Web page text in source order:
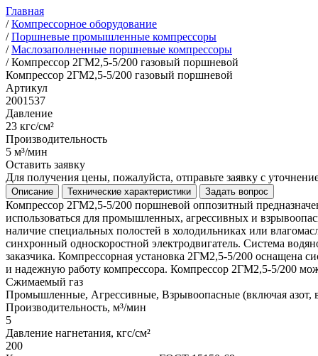
Главная
/Компрессорное оборудование
/Поршневые промышленные компрессоры
/Маслозаполненные поршневые компрессоры
/Компрессор 2ГМ2,5-5/200 газовый поршневой
Компрессор 2ГМ2,5-5/200 газовый поршневой
Артикул
2001537
Давление
23 кгс/см²
Производительность
5 м³/мин
Оставить заявку
Для получения цены, пожалуйста, отправьте заявку с
Описание Технические характеристики Задать вопрос
Компрессор 2ГМ2,5-5/200 поршневой оппозитный
использоваться для промышленных, агрессивных и
наличие специальных полостей в холодильниках или
синхронный односкоростной электродвигатель. Система
заказчика. Компрессорная установка 2ГМ2,5-5/200 оснащена
и надежную работу компрессора. Компрессор 2ГМ2,5-5/200
Сжимаемый газ
Промышленные, Агрессивные, Взрывоопасные (включая азот,
Производительность, м³/мин
5
Давление нагнетания, кгс/см²
200